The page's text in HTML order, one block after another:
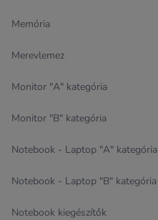
Memória
Merevlemez
Monitor "A" kategória
Monitor "B" kategória
Notebook - Laptop "A" kategória
Notebook - Laptop "B" kategória
Notebook kiegészítők